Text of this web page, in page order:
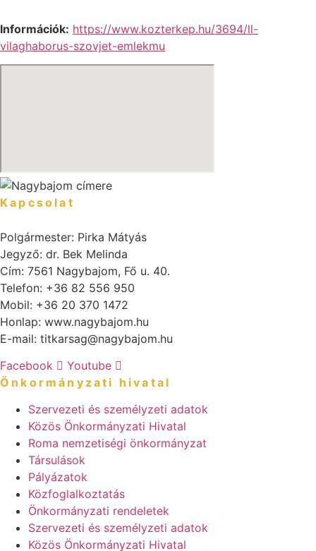
Információk: https://www.kozterkep.hu/3694/ll-
vilaghaborus-szovjet-emlekmu
Kapcsolat
Polgármester: Pirka Mátyás
Jegyző: dr. Bek Melinda
Cím: 7561 Nagybajom, Fő u. 40.
Telefon: +36 82 556 950
Mobil: +36 20 370 1472
Honlap: www.nagybajom.hu
E-mail: titkarsag@nagybajom.hu
Facebook
Youtube
Önkormányzati hivatal
Szervezeti és személyzeti adatok
Közös Önkormányzati Hivatal
Roma nemzetiségi önkormányzat
Társulások
Pályázatok
Közfoglalkoztatás
Önkormányzati rendeletek
Szervezeti és személyzeti adatok
Közös Önkormányzati Hivatal